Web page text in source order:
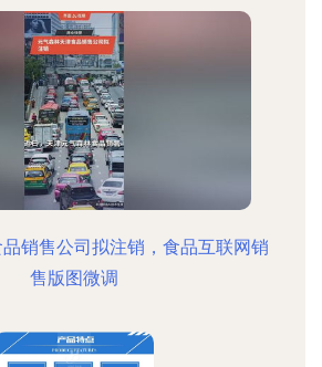
销售公司拟注销，食品互联网销
售版图微调